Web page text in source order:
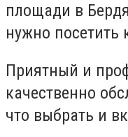
площади в
нужно посетить
Приятный и
качественно
что выбрать и